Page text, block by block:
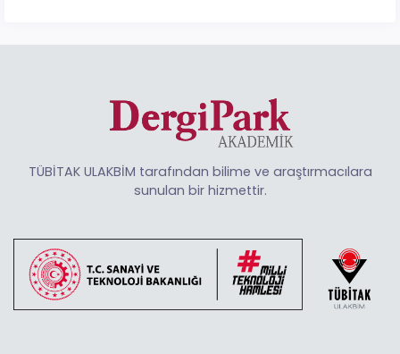
TÜBİTAK ULAKBİM tarafından bilime ve araştırmacılara
sunulan bir hizmettir.